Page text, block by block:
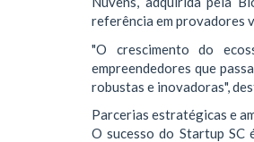
referência em provadores
"O crescimento do
empreendedores que
robustas e inovadoras",
Parcerias estratégicas e
O sucesso do Startup SC